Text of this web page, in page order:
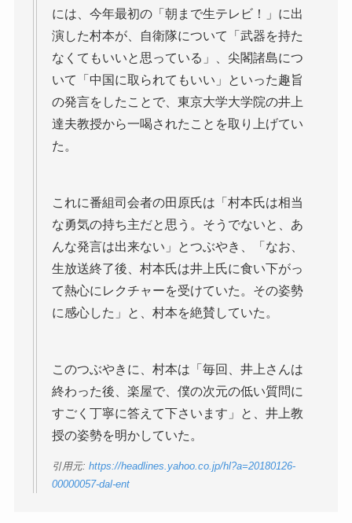
には、今年最初の「朝まで生テレビ！」に出
演した村本が、自衛隊について「武器を持た
なくてもいいと思っている」、尖閣諸島につ
いて「中国に取られてもいい」といった趣旨
の発言をしたことで、東京大学大学院の井上
達夫教授から一喝されたことを取り上げてい
た。
これに番組司会者の田原氏は「村本氏は相当
な勇気の持ち主だと思う。そうでないと、あ
んな発言は出来ない」とつぶやき、「なお、
生放送終了後、村本氏は井上氏に食い下がっ
て熱心にレクチャーを受けていた。その姿勢
に感心した」と、村本を絶賛していた。
このつぶやきに、村本は「毎回、井上さんは
終わった後、楽屋で、僕の次元の低い質問に
すごく丁寧に答えて下さいます」と、井上教
授の姿勢を明かしていた。
引用元: https://headlines.yahoo.co.jp/hl?a=20180126-
00000057-dal-ent